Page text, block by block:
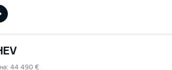
44 490 €